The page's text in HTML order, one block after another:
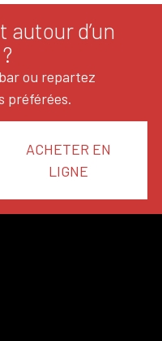
autour d’un
ou repartez
préférées.
ACHETER EN
LIGNE